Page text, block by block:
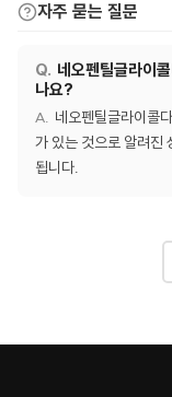
자주 묻는 질문
네오펜틸글라이
나요?
네오펜틸글라이콜
가 있는 것으로 알려진
됩니다.